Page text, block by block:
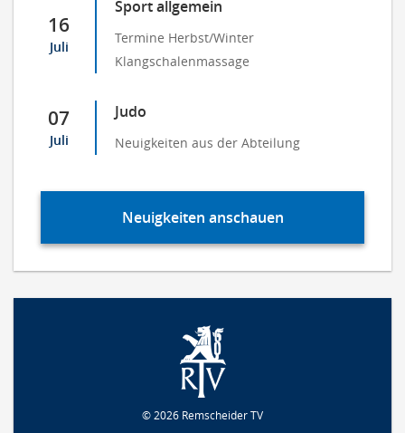
16
Juli
Sport allgemein
Termine Herbst/Winter
Klangschalenmassage
07
Juli
Judo
Neuigkeiten aus der Abteilung
Neuigkeiten anschauen
© 2026 Remscheider TV